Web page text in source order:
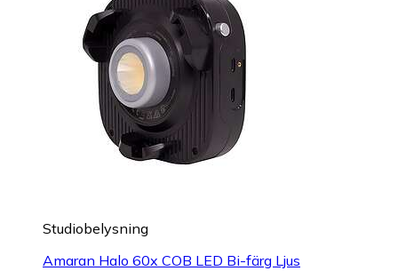
Studiobelysning
Amaran Halo 60x COB LED Bi-färg Ljus